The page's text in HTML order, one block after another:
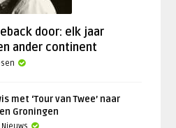
door: elk jaar
ander continent
met ‘Tour van Twee’ naar
Groningen